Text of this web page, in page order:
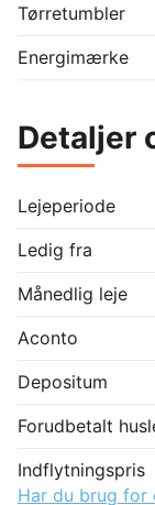
Tørretumbler
Energimærke
Detaljer
Lejeperiode
Ledig fra
Månedlig leje
Aconto
Depositum
Forudbetalt
Indflytningspris
Har du brug for